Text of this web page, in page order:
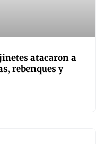
atacaron a
rebenques y